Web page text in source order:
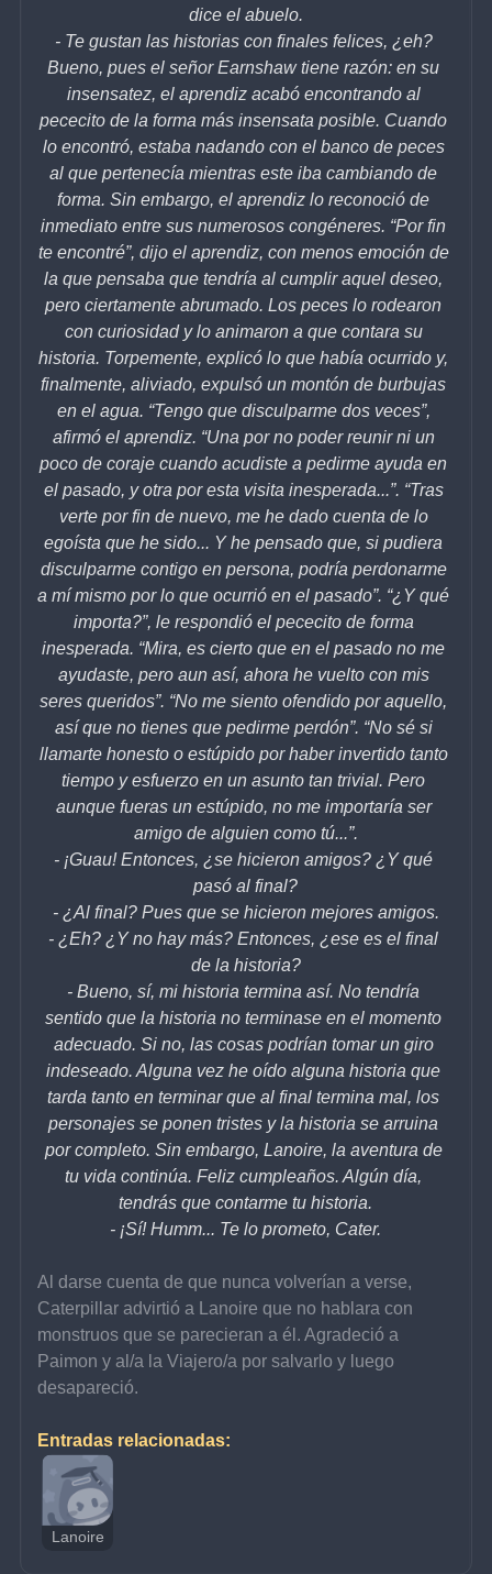
dice el abuelo.
- Te gustan las historias con finales felices, ¿eh?
Bueno, pues el señor Earnshaw tiene razón: en su
insensatez, el aprendiz acabó encontrando al
pececito de la forma más insensata posible. Cuando
lo encontró, estaba nadando con el banco de peces
al que pertenecía mientras este iba cambiando de
forma. Sin embargo, el aprendiz lo reconoció de
inmediato entre sus numerosos congéneres. “Por fin
te encontré”, dijo el aprendiz, con menos emoción de
la que pensaba que tendría al cumplir aquel deseo,
pero ciertamente abrumado. Los peces lo rodearon
con curiosidad y lo animaron a que contara su
historia. Torpemente, explicó lo que había ocurrido y,
finalmente, aliviado, expulsó un montón de burbujas
en el agua. “Tengo que disculparme dos veces”,
afirmó el aprendiz. “Una por no poder reunir ni un
poco de coraje cuando acudiste a pedirme ayuda en
el pasado, y otra por esta visita inesperada...”. “Tras
verte por fin de nuevo, me he dado cuenta de lo
egoísta que he sido... Y he pensado que, si pudiera
disculparme contigo en persona, podría perdonarme
a mí mismo por lo que ocurrió en el pasado”. “¿Y qué
importa?”, le respondió el pececito de forma
inesperada. “Mira, es cierto que en el pasado no me
ayudaste, pero aun así, ahora he vuelto con mis
seres queridos”. “No me siento ofendido por aquello,
así que no tienes que pedirme perdón”. “No sé si
llamarte honesto o estúpido por haber invertido tanto
tiempo y esfuerzo en un asunto tan trivial. Pero
aunque fueras un estúpido, no me importaría ser
amigo de alguien como tú...”.
- ¡Guau! Entonces, ¿se hicieron amigos? ¿Y qué
pasó al final?
- ¿Al final? Pues que se hicieron mejores amigos.
- ¿Eh? ¿Y no hay más? Entonces, ¿ese es el final
de la historia?
- Bueno, sí, mi historia termina así. No tendría
sentido que la historia no terminase en el momento
adecuado. Si no, las cosas podrían tomar un giro
indeseado. Alguna vez he oído alguna historia que
tarda tanto en terminar que al final termina mal, los
personajes se ponen tristes y la historia se arruina
por completo. Sin embargo, Lanoire, la aventura de
tu vida continúa. Feliz cumpleaños. Algún día,
tendrás que contarme tu historia.
- ¡Sí! Humm... Te lo prometo, Cater.
Al darse cuenta de que nunca volverían a verse,
Caterpillar advirtió a Lanoire que no hablara con
monstruos que se parecieran a él. Agradeció a
Paimon y al/a la Viajero/a por salvarlo y luego
desapareció.
Entradas relacionadas:
Lanoire